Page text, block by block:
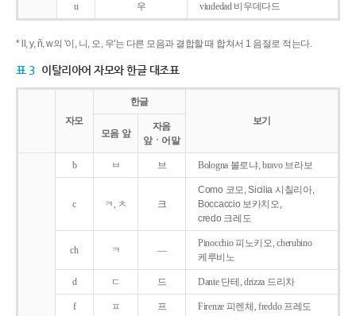
u 우 viudedad 비우데다드
* ll, y, ñ, w의 '이, 니, 오, 우'는 다른 모음과 결합할 때 합쳐서 1 음절로 적는다.
표 3 이탈리아어 자모와 한글 대조표
자모
한글
보기
모음 앞
자음
앞ㆍ어말
b ㅂ 브 Bologna 볼로냐, bravo 브라보
c ㅋ, ㅊ 크
Como 코모, Sicilia 시칠리아,
Boccaccio 보카치오,
credo 크레도
ch ㅋ ―
Pinocchio 피노키오, cherubino
케루비노
d ㄷ 드 Dante 단테, drizza 드리차
f ㅍ 프 Firenze 피렌체, freddo 프레도